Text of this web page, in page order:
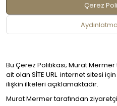
Çerez
Bu Çerez Politikası; Murat
ait olan SİTE URL internet sitesi
ilişkin ilkeleri açıklamaktadır.
Murat Mermer tarafından